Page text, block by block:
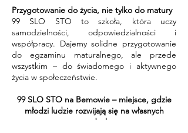
Przygotowanie do życia, nie tylko do matury
99 SLO STO to szkoła, która uczy
samodzielności, odpowiedzialności i
współpracy. Dajemy solidne przygotowanie
do egzaminu maturalnego, ale przede
wszystkim – do świadomego i aktywnego
życia w społeczeństwie.
99 SLO STO na Bemowie – miejsce, gdzie
młodzi ludzie rozwijają się na własnych
zasadach.